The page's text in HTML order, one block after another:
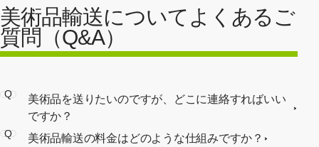
美術品輸送についてよくあるご
質問（Q&A）
Q
美術品を送りたいのですが、どこに連絡すればいい
ですか？
Q 美術品輸送の料金はどのような仕組みですか？